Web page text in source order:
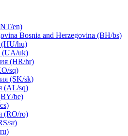
en)
Bosnia and Herzegovina (BH/bs)
hu)
(UA/uk)
(HR/hr)
sq)
(SK/sk)
(AL/sq)
be)
(RO/ro)
sr)